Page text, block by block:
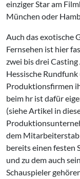
einziger Star am
München oder
Auch das exotische
Fernsehen ist hier
zwei bis drei
Hessische
Produktionsfirmen
beim hr ist dafür
(siehe Artikel in
dem Mitarbeiterstab
bereits einen festen
und zu dem auch
Schauspieler